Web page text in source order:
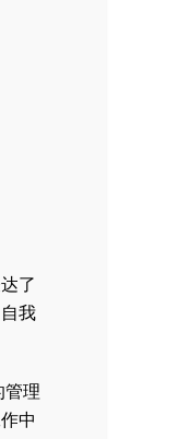
了
我
管理
中